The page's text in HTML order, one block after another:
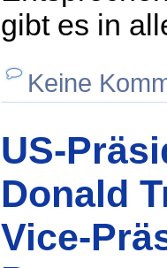
gibt es in
Keine
US-
Donald
Vice-